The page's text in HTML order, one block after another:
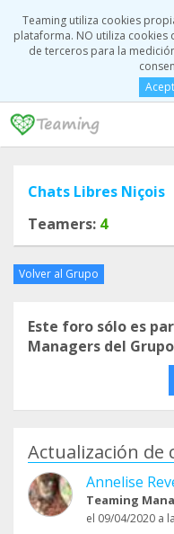
Teaming utiliza cookies
plataforma. NO utiliza cookies
de terceros para la
Chats Libres Niçois
Teamers: 4
Volver al Grupo
Este foro sólo es
Managers del
Actualización de
Annelise
Teaming
el 09/04/2020 a